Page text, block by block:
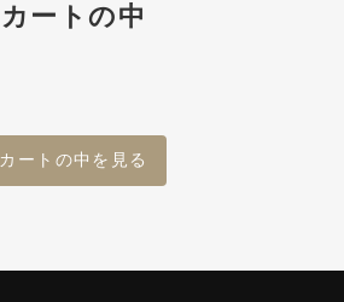
カートの中
カートの中を見る